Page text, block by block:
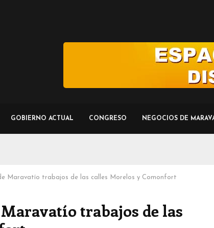
GOBIERNO ACTUAL CONGRESO NEGOCIOS DE
Maravatío trabajos de las calles Morelos y Comonfort
trabajos de las